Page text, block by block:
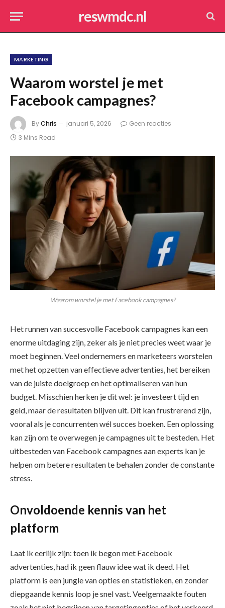
reswmdc.nl
MARKETING
Waarom worstel je met
Facebook campagnes?
ByChris januari 5, 2026
Geen reacties
3 Mins Read
Waarom worstel je met Facebook campagnes?
Het runnen van succesvolle Facebook campagnes kan een
enorme uitdaging zijn, zeker als je niet precies weet waar je
moet beginnen. Veel ondernemers en marketeers worstelen
met het opzetten van effectieve advertenties, het bereiken
van de juiste doelgroep en het optimaliseren van hun
budget. Misschien herken je dit wel: je investeert tijd en
geld, maar de resultaten blijven uit. Dit kan frustrerend zijn,
vooral als je concurrenten wél succes boeken. Een oplossing
kan zijn om te overwegen je campagnes uit te besteden. Het
uitbesteden van Facebook campagnes aan experts kan je
helpen om betere resultaten te behalen zonder de constante
stress.
Onvoldoende kennis van het
platform
Laat ik eerlijk zijn: toen ik begon met Facebook
advertenties, had ik geen flauw idee wat ik deed. Het
platform is een jungle van opties en statistieken, en zonder
diepgaande kennis loop je snel vast. Veelgemaakte fouten